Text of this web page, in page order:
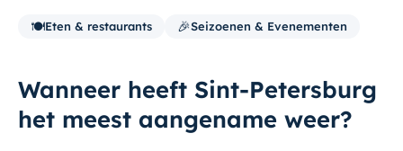
🍽️Eten & restaurants 🎉Seizoenen & Evenementen
Wanneer heeft Sint-Petersburg
het meest aangename weer?